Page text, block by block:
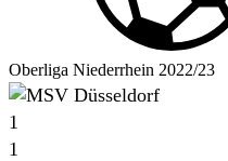
Oberliga Niederrhein 2022/23
1
1